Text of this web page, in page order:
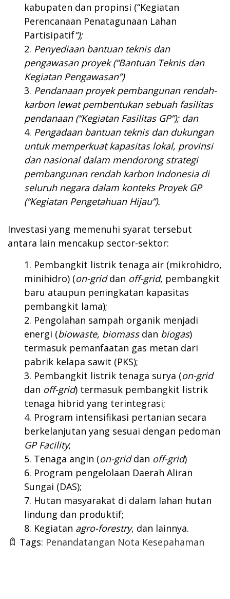
kabupaten dan propinsi (“Kegiatan
Perencanaan Penatagunaan Lahan
Partisipatif”);
Penyediaan bantuan teknis dan
pengawasan proyek (“Bantuan Teknis dan
Kegiatan Pengawasan”)
Pendanaan proyek pembangunan rendah-
karbon lewat pembentukan sebuah fasilitas
pendanaan (“Kegiatan Fasilitas GP”); dan
Pengadaan bantuan teknis dan dukungan
untuk memperkuat kapasitas lokal, provinsi
dan nasional dalam mendorong strategi
pembangunan rendah karbon Indonesia di
seluruh negara dalam konteks Proyek GP
(“Kegiatan Pengetahuan Hijau”).
Investasi yang memenuhi syarat tersebut
antara lain mencakup sector-sektor:
Pembangkit listrik tenaga air (mikrohidro,
minihidro) (on-griddan off-grid, pembangkit
baru ataupun peningkatan kapasitas
pembangkit lama);
Pengolahan sampah organik menjadi
energi (biowaste, biomass dan biogas)
termasuk pemanfaatan gas metan dari
pabrik kelapa sawit (PKS);
Pembangkit listrik tenaga surya (on-grid
dan off-grid) termasuk pembangkit listrik
tenaga hibrid yang terintegrasi;
Program intensifikasi pertanian secara
berkelanjutan yang sesuai dengan pedoman
GP Facility;
Tenaga angin (on-griddan off-grid)
Program pengelolaan Daerah Aliran
Sungai (DAS);
Hutan masyarakat di dalam lahan hutan
lindung dan produktif;
Kegiatan agro-forestry, dan lainnya.
Tags: Penandatangan Nota Kesepahaman